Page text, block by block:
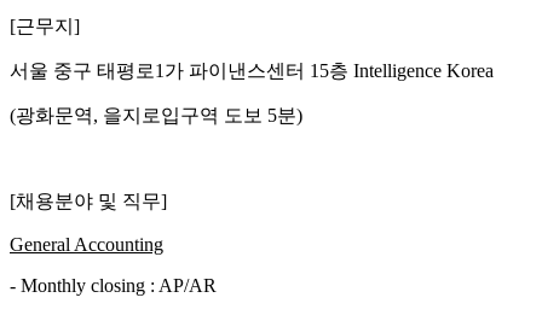
[근무지]
서울 중구 태평로1가 파이낸스센터 15층 Intelligence Korea
(광화문역, 을지로입구역 도보 5분)
[채용분야 및 직무]
General Accounting
- Monthly closing : AP/AR